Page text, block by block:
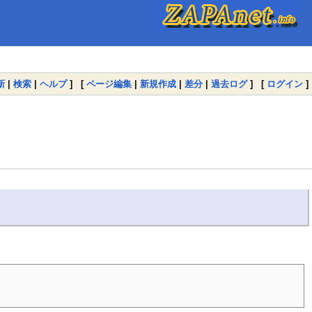
| 検索 | ヘルプ] [ ページ編集 | 新規作成 | 差分 | 過去ログ] [ ログイン ]